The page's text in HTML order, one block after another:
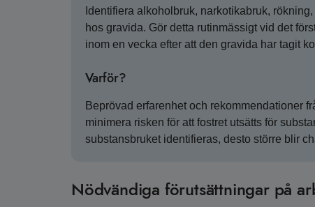
Identifiera alkoholbruk, narkotikabruk,
hos gravida. Gör detta rutinmässigt vid det
inom en vecka efter att den gravida har tagit
Varför?
Beprövad erfarenhet och rekommendationer
minimera risken för att fostret utsätts för
substansbruket identifieras, desto större blir
Nödvändiga förutsättningar på